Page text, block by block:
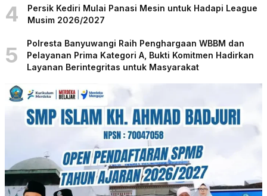
4
Persik Kediri Mulai Panasi Mesin untuk Hadapi League
Musim 2026/2027
5
Polresta Banyuwangi Raih Penghargaan WBBM dan
Pelayanan Prima Kategori A, Bukti Komitmen Hadirkan
Layanan Berintegritas untuk Masyarakat